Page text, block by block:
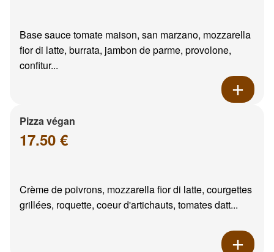
Base sauce tomate maison, san marzano, mozzarella
fior di latte, burrata, jambon de parme, provolone,
confitur...
Pizza végan
17.50 €
Crème de poivrons, mozzarella fior di latte, courgettes
grillées, roquette, coeur d'artichauts, tomates datt...